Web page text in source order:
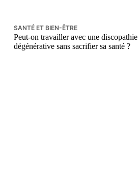
SANTÉ ET BIEN-ÊTRE
Peut-on travailler avec une discopathie
dégénérative sans sacrifier sa santé ?